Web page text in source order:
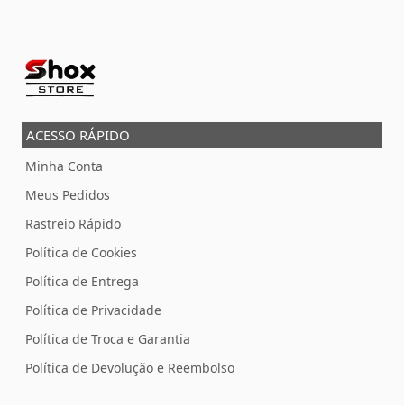
ACESSO RÁPIDO
Minha Conta
Meus Pedidos
Rastreio Rápido
Política de Cookies
Política de Entrega
Política de Privacidade
Política de Troca e Garantia
Política de Devolução e Reembolso